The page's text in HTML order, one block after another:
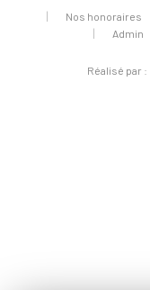
Nos honoraires
Admin
Réalisé par :